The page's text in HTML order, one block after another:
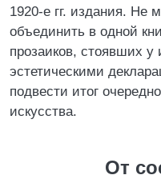
1920-е гг. издания. Не
объединить в одной
прозаиков, стоявших у
эстетическими
подвести итог
искусства.
От